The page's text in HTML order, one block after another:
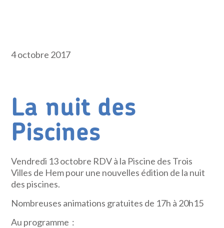
4 octobre 2017
La nuit des
Piscines
Vendredi 13 octobre RDV à la Piscine des Trois
Villes de Hem pour une nouvelles édition de la nuit
des piscines.
Nombreuses animations gratuites de 17h à 20h15
Au programme :